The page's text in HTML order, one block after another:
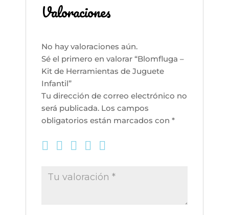
Valoraciones
No hay valoraciones aún.
Sé el primero en valorar “Blomfluga –
Kit de Herramientas de Juguete
Infantil”
Tu dirección de correo electrónico no
será publicada. Los campos
obligatorios están marcados con *